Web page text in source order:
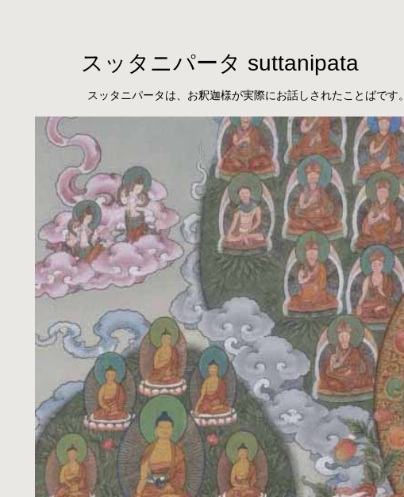
スッタニパータは、お釈迦様が実際にお話しされたことばです。
スッタニパータ suttanipata